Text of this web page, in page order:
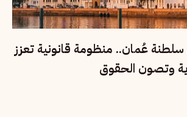
سلطنة عُمان.. منظومة قانونية تعزز
وتصون الحقوق